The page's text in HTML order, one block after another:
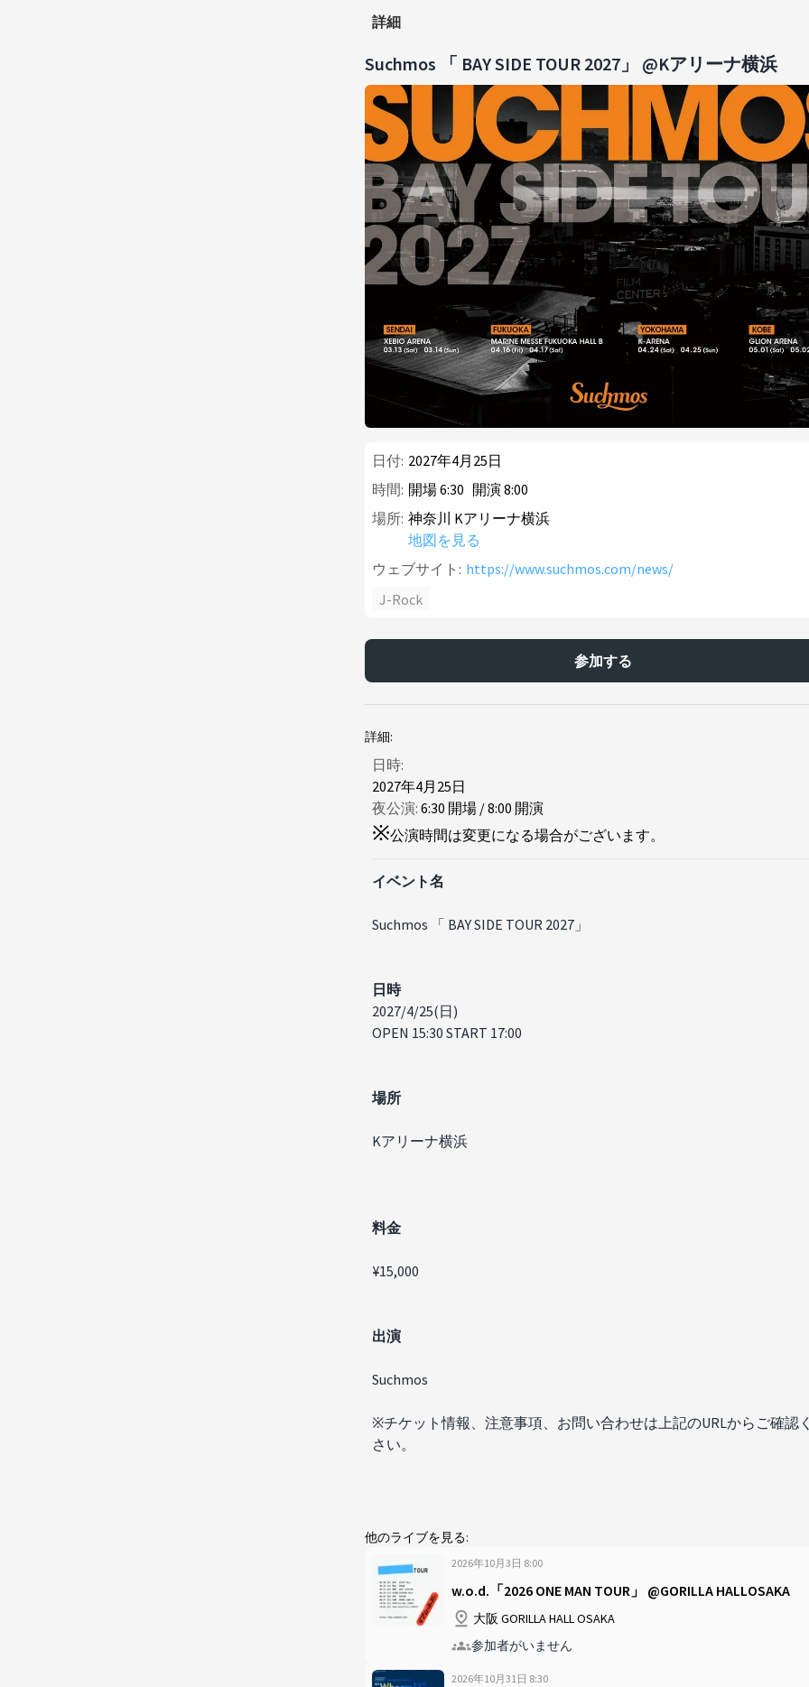
詳細
Suchmos 「 BAY SIDE TOUR 2027」 @Kアリーナ横浜
日付: 2027年4月25日
時間: 開場6:30 開演8:00
場所: 神奈川 Kアリーナ横浜
地図を見る
ウェブサイト: https://www.suchmos.com/news/
J-Rock
参加する
詳細:
日時:
2027年4月25日
夜公演: 6:30 開場 /8:00 開演
※公演時間は変更になる場合がございます。
イベント名
Suchmos 「 BAY SIDE TOUR 2027」
日時
2027/4/25(日)
OPEN 15:30 START 17:00
場所
Kアリーナ横浜
料金
¥15,000
出演​
Suchmos
※チケット情報、注意事項、お問い合わせは上記のURLからご確認
さい。
他のライブを見る:
2026年10月3日 8:00
w.o.d.「2026 ONE MAN TOUR」 @GORILLA HALLOSAKA
大阪 GORILLA HALL OSAKA
参加者がいません
2026年10月31日 8:30